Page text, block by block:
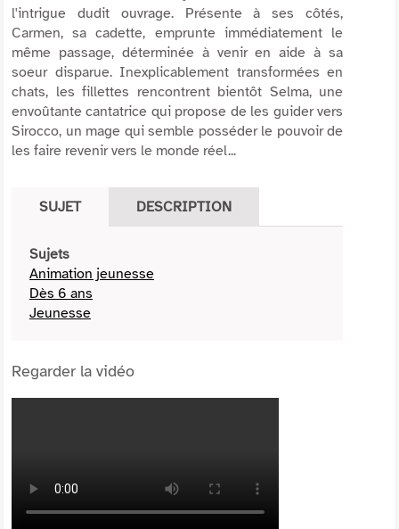
l'intrigue dudit ouvrage. Présente à ses côtés,
Carmen, sa cadette, emprunte immédiatement le
même passage, déterminée à venir en aide à sa
soeur disparue. Inexplicablement transformées en
chats, les fillettes rencontrent bientôt Selma, une
envoûtante cantatrice qui propose de les guider vers
Sirocco, un mage qui semble posséder le pouvoir de
les faire revenir vers le monde réel...
SUJET DESCRIPTION
Sujets
Animation jeunesse
Dès 6 ans
Jeunesse
Regarder la vidéo